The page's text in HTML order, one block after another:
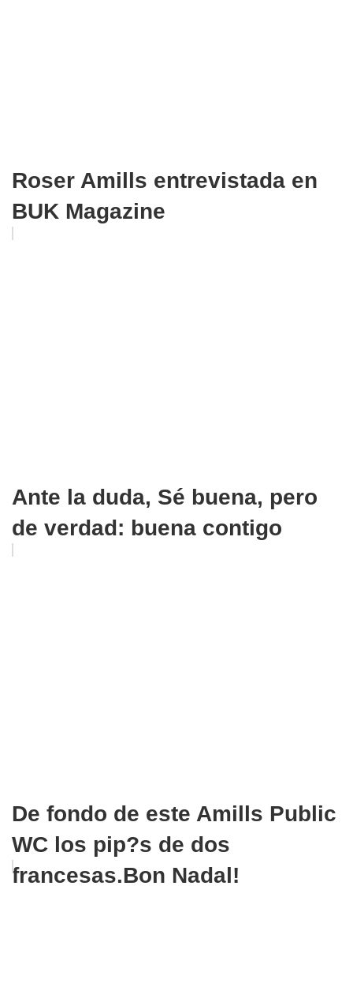
Roser Amills entrevistada en
BUK Magazine
Ante la duda, Sé buena, pero
de verdad: buena contigo
De fondo de este Amills Public
WC los pip?s de dos
francesas.Bon Nadal!